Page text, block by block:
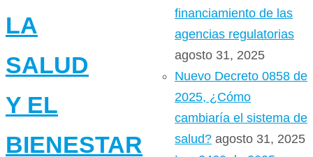
LA
SALUD
Y EL
BIENESTAR
financiamiento de las
agencias regulatorias
agosto 31, 2025
Nuevo Decreto 0858 de
2025, ¿Cómo
cambiaría el sistema de
salud? agosto 31, 2025